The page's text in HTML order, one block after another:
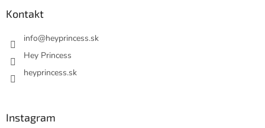
Kontakt
info@heyprincess.sk
Hey Princess
heyprincess.sk
Instagram